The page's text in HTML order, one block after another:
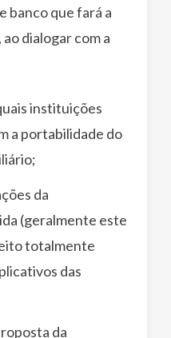
banco que fará a
dialogar com a
instituições
a portabilidade do
da
(geralmente este
totalmente
das
da